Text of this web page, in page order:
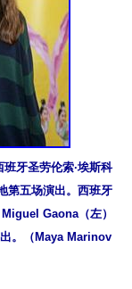
牙圣劳伦索∙埃斯科
第五场演出。西班牙
Gaona（左）
。（Maya Marinov